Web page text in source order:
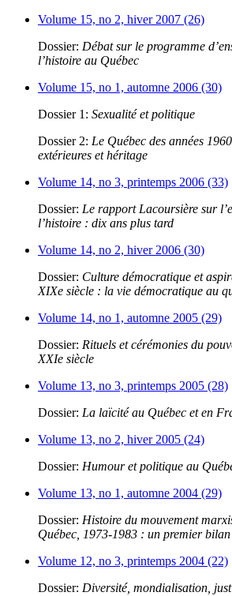
Volume 15, no 2, hiver 2007 (26)
Dossier: Débat sur le programme
l’histoire au Québec
Volume 15, no 1, automne 2006 (30)
Dossier 1: Sexualité et politique
Dossier 2: Le Québec des années
extérieures et héritage
Volume 14, no 3, printemps 2006 (33)
Dossier: Le rapport Lacoursière sur
l’histoire : dix ans plus tard
Volume 14, no 2, hiver 2006 (30)
Dossier: Culture démocratique et
XIXe siècle : la vie démocratique au
Volume 14, no 1, automne 2005 (29)
Dossier: Rituels et cérémonies du
XXIe siècle
Volume 13, no 3, printemps 2005 (28)
Dossier: La laïcité au Québec et en
Volume 13, no 2, hiver 2005 (24)
Dossier: Humour et politique au
Volume 13, no 1, automne 2004 (29)
Dossier: Histoire du mouvement
Québec, 1973-1983 : un premier bilan
Volume 12, no 3, printemps 2004 (22)
Dossier: Diversité, mondialisation,